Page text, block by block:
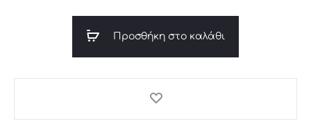
Προσθήκη στο καλάθι